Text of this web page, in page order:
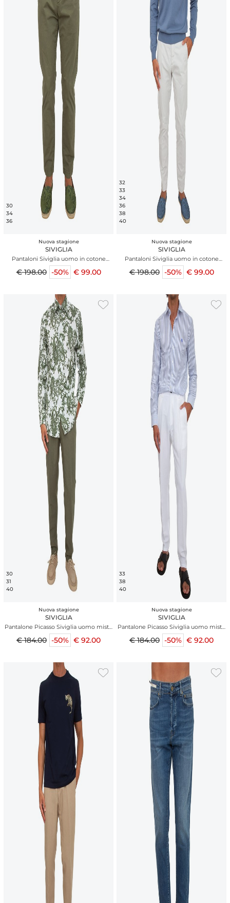
30
34
36
Nuova stagione
SIVIGLIA
Pantaloni Siviglia uomo in cotone
verde
€ 198.00 -50% € 99.00
32
33
34
36
38
40
Nuova stagione
SIVIGLIA
Pantaloni Siviglia uomo in cotone
grigio ghiaccio
€ 198.00 -50% € 99.00
30
31
40
Nuova stagione
SIVIGLIA
Pantalone Picasso Siviglia uomo misto
viscosa e lino verde
€ 184.00 -50% € 92.00
33
38
40
Nuova stagione
SIVIGLIA
Pantalone Picasso Siviglia uomo misto
viscosa e lino bianchi
€ 184.00 -50% € 92.00